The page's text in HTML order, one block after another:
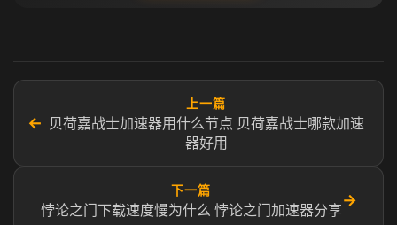
←
上一篇
贝荷嘉战士加速器用什么节点 贝荷嘉战士哪款加速
器好用
下一篇
悖论之门下载速度慢为什么 悖论之门加速器分享
→